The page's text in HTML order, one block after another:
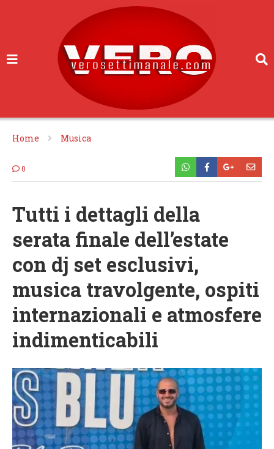
Home Musica
0
Tutti i dettagli della
serata finale dell’estate
con dj set esclusivi,
musica travolgente, ospiti
internazionali e atmosfere
indimenticabili